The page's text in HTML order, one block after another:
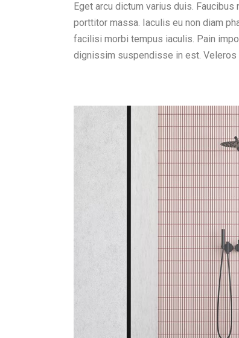
Eget arcu dictum varius duis.
porttitor massa. Iaculis eu non diam
facilisi morbi tempus iaculis. Pain
dignissim suspendisse in est. Veleros